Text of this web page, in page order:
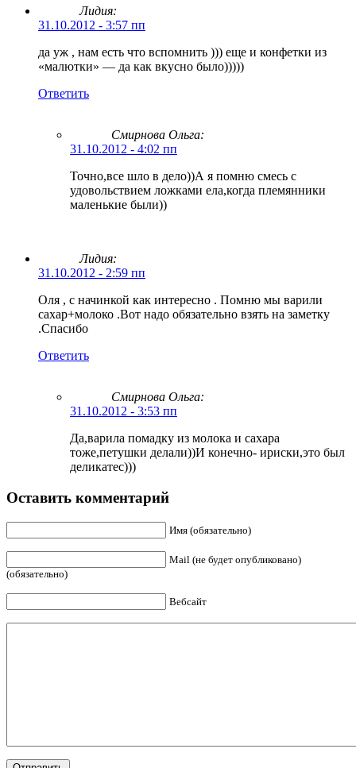
Лидия:
31.10.2012 - 3:57 пп
да уж , нам есть что вспомнить ))) еще и конфетки из
«малютки» — да как вкусно было)))))
Ответить
Смирнова Ольга:
31.10.2012 - 4:02 пп
Точно,все шло в дело))А я помню смесь с
удовольствием ложками ела,когда племянники
маленькие были))
Лидия:
31.10.2012 - 2:59 пп
Оля , с начинкой как интересно . Помню мы варили
сахар+молоко .Вот надо обязательно взять на заметку
.Спасибо
Ответить
Смирнова Ольга:
31.10.2012 - 3:53 пп
Да,варила помадку из молока и сахара
тоже,петушки делали))И конечно- ириски,это был
деликатес)))
Оставить комментарий
Имя (обязательно)
Mail (не будет опубликовано)
(обязательно)
Вебсайт